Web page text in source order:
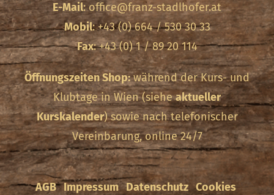
E-Mail:office@franz-stadlhofer.at
Mobil: +43 (0) 664 / 530 30 33
Fax: +43 (0) 1 / 89 20 114
Öffnungszeiten Shop:während der Kurs- und
Klubtage in Wien (sieheaktueller
Kurskalender) sowie nach telefonischer
Vereinbarung, online 24/7
AGB Impressum Datenschutz Cookies